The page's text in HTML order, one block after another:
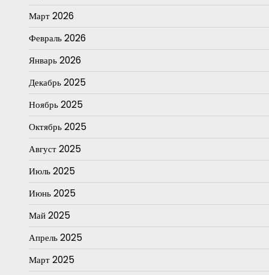
Март 2026
Февраль 2026
Январь 2026
Декабрь 2025
Ноябрь 2025
Октябрь 2025
Август 2025
Июль 2025
Июнь 2025
Май 2025
Апрель 2025
Март 2025